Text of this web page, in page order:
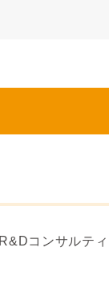
コンサルテ